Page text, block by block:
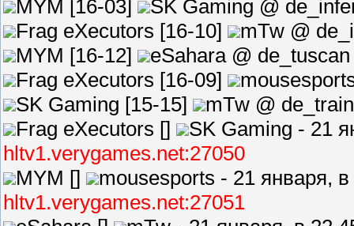
MYM [16-03]
SK Gaming @
Frag eXecutors [16-10]
mTw @
MYM [16-12]
eSahara @ de_tuscan
Frag eXecutors [16-09]
SK Gaming [15-15]
mTw @ de_train
Frag eXecutors []
SK Gaming - 21
hltv1.verygames.net:27050
MYM []
mousesports - 21 января,
hltv1.verygames.net:27051